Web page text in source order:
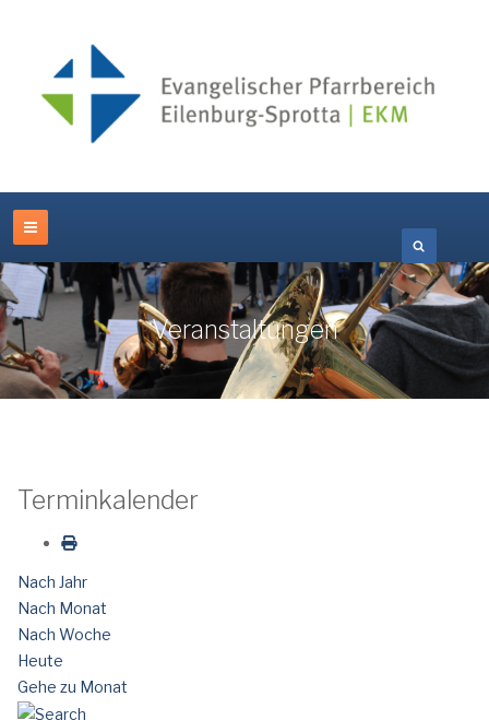
Veranstaltungen
Terminkalender
Nach Jahr
Nach Monat
Nach Woche
Heute
Gehe zu Monat